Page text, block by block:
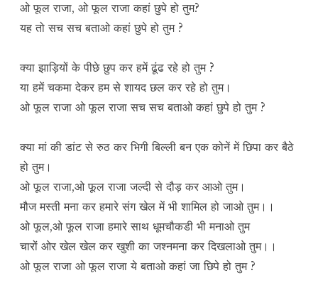
ओ फूल राजा, ओ फूल राजा कहां छुपे हो तुम?
यह तो सच सच बताओ कहां छुपे हो तुम ?
क्या झाड़ियों के पीछे छुप कर हमें ढूंढ रहे हो तुम ?
या हमें चकमा देकर हम से शायद छल कर रहे हो तुम।
ओ फूल राजा ओ फूल राजा सच सच बताओ कहां छुपे हो तुम ?
क्या मां की डांट से रुठ कर भिगी बिल्ली बन एक कोनें में छिपा कर बैठे
हो तुम।
ओ फूल राजा,ओ फूल राजा जल्दी से दौड़ कर आओ तुम।
मौज मस्ती मना कर हमारे संग खेल में भी शामिल हो जाओ तुम।।
ओ फूल,ओ फूल राजा हमारे साथ धूमचौकडी भी मनाओ तुम
चारों ओर खेल खेल कर खुशी का जश्नमना कर दिखलाओ तुम।।
ओ फूल राजा ओ फूल राजा ये बताओ कहां जा छिपे हो तुम ?